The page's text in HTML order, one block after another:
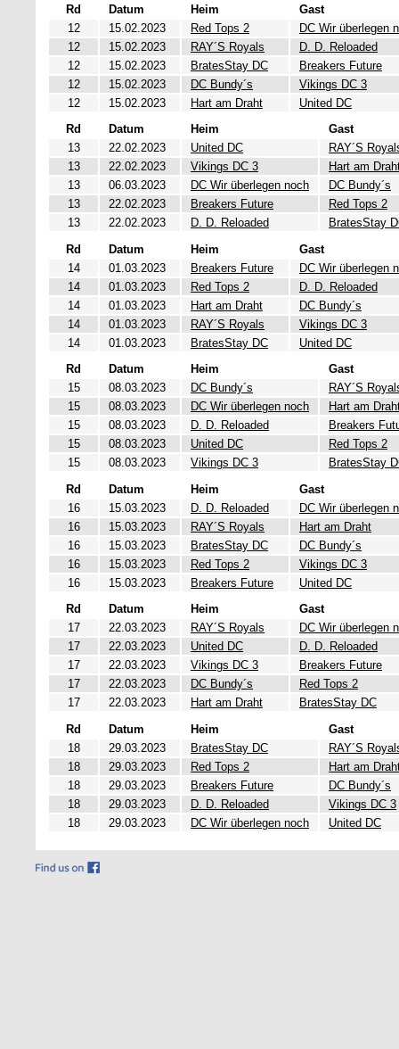
Rd Datum Heim
Gast
12
15.02.2023 Red Tops 2
DC Wir überlegen
12
15.02.2023 RAY´S Royals
D. D. Reloaded
12
15.02.2023 BratesStay DC
Breakers Future
12
15.02.2023 DC Bundy´s
Vikings DC 3
12
15.02.2023 Hart am Draht
United DC
Rd
Datum Heim
Gast
13
22.02.2023 United DC
RAY´S
13
22.02.2023 Vikings DC 3
Hart am
13
06.03.2023 DC Wir überlegen noch
DC Bundy´s
13
22.02.2023 Breakers Future
Red Tops 2
13
22.02.2023 D. D. Reloaded
BratesStay
Rd
Datum Heim
Gast
14
01.03.2023 Breakers Future
DC Wir überlegen
14
01.03.2023 Red Tops 2
D. D. Reloaded
14
01.03.2023 Hart am Draht
DC Bundy´s
14
01.03.2023 RAY´S Royals
Vikings DC 3
14
01.03.2023 BratesStay DC
United DC
Rd
Datum Heim
Gast
15
08.03.2023 DC Bundy´s
RAY´S
15
08.03.2023 DC Wir überlegen noch
Hart am
15
08.03.2023 D. D. Reloaded
Breakers
15
08.03.2023 United DC
Red Tops 2
15
08.03.2023 Vikings DC 3
BratesStay
Rd
Datum Heim
Gast
16
15.03.2023 D. D. Reloaded
DC Wir überlegen
16
15.03.2023 RAY´S Royals
Hart am Draht
16
15.03.2023 BratesStay DC
DC Bundy´s
16
15.03.2023 Red Tops 2
Vikings DC 3
16
15.03.2023 Breakers Future
United DC
Rd
Datum Heim
Gast
17
22.03.2023 RAY´S Royals
DC Wir überlegen
17
22.03.2023 United DC
D. D. Reloaded
17
22.03.2023 Vikings DC 3
Breakers Future
17
22.03.2023 DC Bundy´s
Red Tops 2
17
22.03.2023 Hart am Draht
BratesStay DC
Rd
Datum Heim
Gast
18
29.03.2023 BratesStay DC
RAY´S
18
29.03.2023 Red Tops 2
Hart am
18
29.03.2023 Breakers Future
DC Bundy´s
18
29.03.2023 D. D. Reloaded
Vikings DC 3
18
29.03.2023 DC Wir überlegen noch United DC